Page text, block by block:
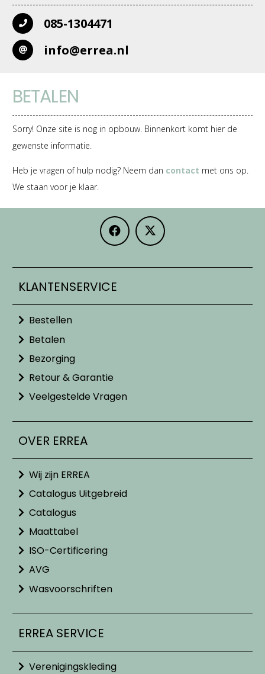
085-1304471
info@errea.nl
BETALEN
Sorry! Onze site is nog in opbouw. Binnenkort komt hier de
gewenste informatie.
Heb je vragen of hulp nodig? Neem dan contact met ons op.
We staan voor je klaar.
KLANTENSERVICE
Bestellen
Betalen
Bezorging
Retour & Garantie
Veelgestelde Vragen
OVER ERREA
Wij zijn ERREA
Catalogus Uitgebreid
Catalogus
Maattabel
ISO-Certificering
AVG
Wasvoorschriften
ERREA SERVICE
Verenigingskleding